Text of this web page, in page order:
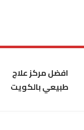
افضل مركز علاج
طبيعي بالكويت